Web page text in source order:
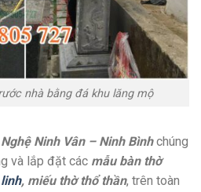
nhà bằng đá khu lăng mộ
Ninh Vân – Ninh Bìnhchúng
và lắp đặt các mẫu bàn thờ
, miếu thờ thổ thần, trên toàn